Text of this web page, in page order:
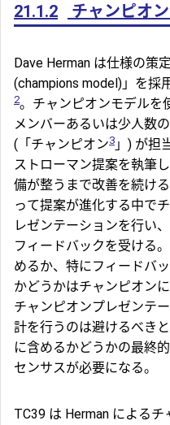
21.1.2 チャンピオ
Dave Herman は仕様の策
(champions model)」を採
2。チャンピオンモデルを
メンバーあるいは少人数
(「チャンピオン3 」) が担
ストローマン提案を執筆
備が整うまで改善を続け
って提案が進化する中で
レゼンテーションを行い
フィードバックを受ける
めるか、特にフィードバ
かどうかはチャンピオン
チャンピオンプレゼンテ
計を行うのは避けるべき
に含めるかどうかの最終
センサスが必要になる。
TC39 は Herman による